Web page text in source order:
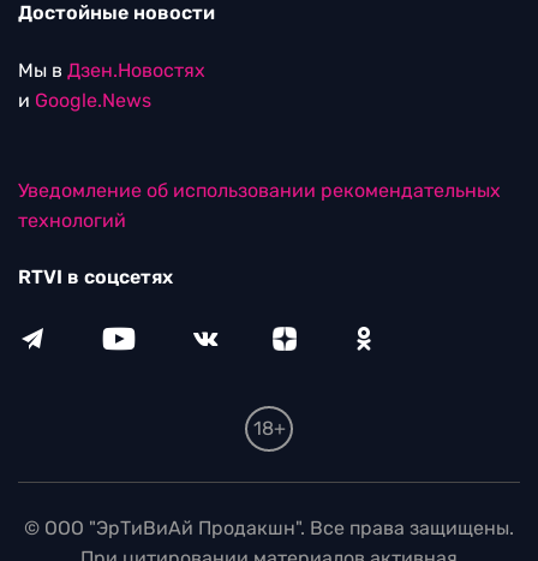
Достойные новости
Мы в Дзен.Новостях
и Google.News
Уведомление об использовании рекомендательных
технологий
RTVI в соцсетях
18+
© ООО "ЭрТиВиАй Продакшн". Все права защищены.